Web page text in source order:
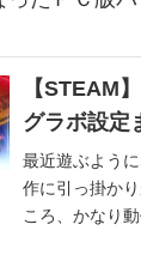
【STEAM
グラボ設定
最近遊ぶよう
作に引っ掛か
ころ、かなり